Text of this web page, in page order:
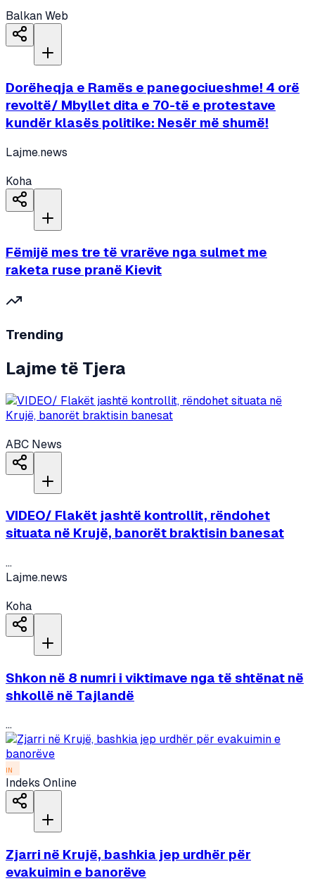
Balkan Web
Dorëheqja e Ramës e panegociueshme! 4 orë
revoltë/ Mbyllet dita e 70-të e protestave
kundër klasës politike: Nesër më shumë!
Lajme.news
Koha
Fëmijë mes tre të vrarëve nga sulmet me
raketa ruse pranë Kievit
Trending
Lajme të Tjera
ABC News
VIDEO/ Flakët jashtë kontrollit, rëndohet
situata në Krujë, banorët braktisin banesat
...
Lajme.news
Koha
Shkon në 8 numri i viktimave nga të shtënat në
shkollë në Tajlandë
...
IN
Indeks Online
Zjarri në Krujë, bashkia jep urdhër për
evakuimin e banorëve